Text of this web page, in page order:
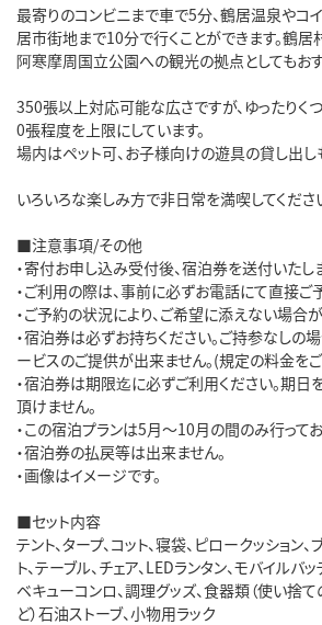
最寄りのコンビニまで車で5分、鶴居温泉やコ
居市街地まで10分で行くことができます。鶴
阿寒摩周国立公園への観光の拠点としてもおす
350張以上対応可能な広さですが、ゆったりく
0張程度を上限にしています。
場内はペット可、お子様向けの遊具の貸し出し
いろいろな楽しみ方で非日常を満喫してくださ
■注意事項/その他
・寄付お申し込み受付後、宿泊券を送付いたし
・ご利用の際は、事前に必ずお電話にて直接ご
・ご予約の状況により、ご希望に添えない場合が
・宿泊券は必ずお持ちください。ご持参なしの
ービスのご提供が出来ません。(規定の料金を
・宿泊券は期限迄に必ずご利用ください。期
頂けません。
・この宿泊プランは5月～10月の間のみ行ってお
・宿泊券の払戻等は出来ません。
・画像はイメージです。
■セット内容
テント、タープ、コット、寝袋、ピロークッション
ト、テーブル、チェア、LEDランタン、モバイルバ
ベキューコンロ、調理グッズ、食器類（使い捨て
ど）石油ストーブ、小物用ラック